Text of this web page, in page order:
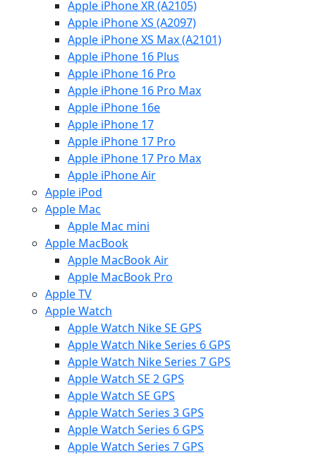
Apple iPhone XR (A2105)
Apple iPhone XS (A2097)
Apple iPhone XS Max (A2101)
Apple iPhone 16 Plus
Apple iPhone 16 Pro
Apple iPhone 16 Pro Max
Apple iPhone 16e
Apple iPhone 17
Apple iPhone 17 Pro
Apple iPhone 17 Pro Max
Apple iPhone Air
Apple iPod
Apple Mac
Apple Mac mini
Apple MacBook
Apple MacBook Air
Apple MacBook Pro
Apple TV
Apple Watch
Apple Watch Nike SE GPS
Apple Watch Nike Series 6 GPS
Apple Watch Nike Series 7 GPS
Apple Watch SE 2 GPS
Apple Watch SE GPS
Apple Watch Series 3 GPS
Apple Watch Series 6 GPS
Apple Watch Series 7 GPS